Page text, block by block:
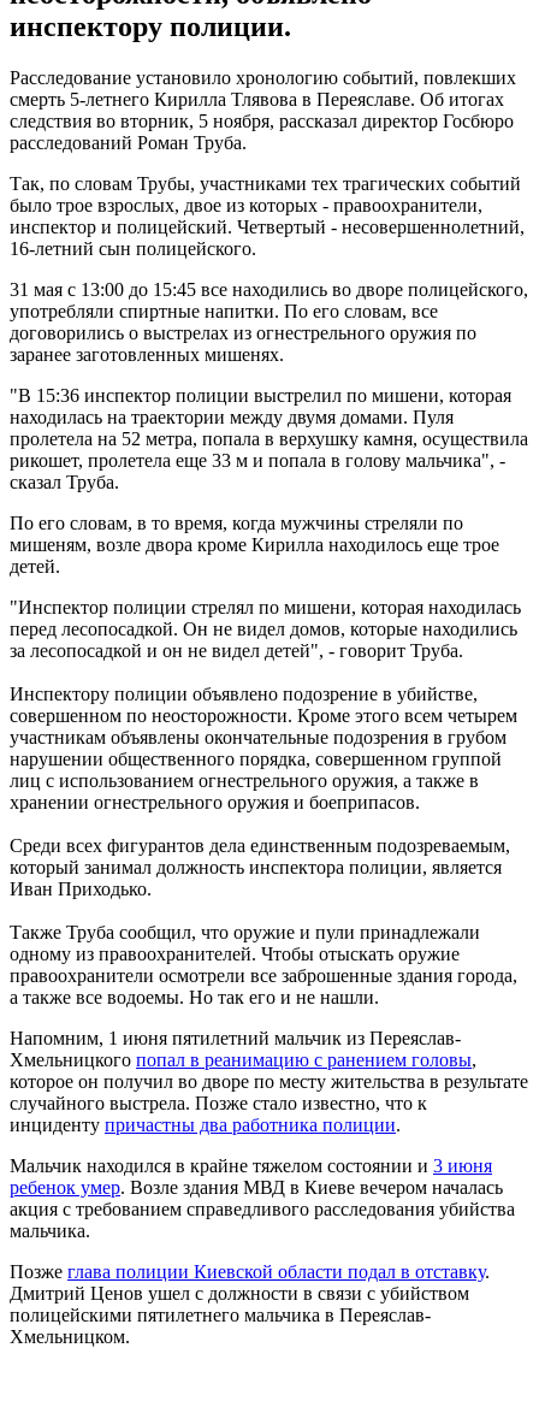
инспектору полиции.
Расследование установило хронологию событий, повлекших
смерть 5-летнего Кирилла Тлявова в Переяславе. Об итогах
следствия во вторник, 5 ноября, рассказал директор Госбюро
расследований Роман Труба.
Так, по словам Трубы, участниками тех трагических событий
было трое взрослых, двое из которых - правоохранители,
инспектор и полицейский. Четвертый - несовершеннолетний,
16-летний сын полицейского.
31 мая с 13:00 до 15:45 все находились во дворе полицейского,
употребляли спиртные напитки. По его словам, все
договорились о выстрелах из огнестрельного оружия по
заранее заготовленных мишенях.
"В 15:36 инспектор полиции выстрелил по мишени, которая
находилась на траектории между двумя домами. Пуля
пролетела на 52 метра, попала в верхушку камня, осуществила
рикошет, пролетела еще 33 м и попала в голову мальчика", -
сказал Труба.
По его словам, в то время, когда мужчины стреляли по
мишеням, возле двора кроме Кирилла находилось еще трое
детей.
"Инспектор полиции стрелял по мишени, которая находилась
перед лесопосадкой. Он не видел домов, которые находились
за лесопосадкой и он не видел детей", - говорит Труба.
Инспектору полиции объявлено подозрение в убийстве,
совершенном по неосторожности. Кроме этого всем четырем
участникам объявлены окончательные подозрения в грубом
нарушении общественного порядка, совершенном группой
лиц с использованием огнестрельного оружия, а также в
хранении огнестрельного оружия и боеприпасов.
Среди всех фигурантов дела единственным подозреваемым,
который занимал должность инспектора полиции, является
Иван Приходько.
Также Труба сообщил, что оружие и пули принадлежали
одному из правоохранителей. Чтобы отыскать оружие
правоохранители осмотрели все заброшенные здания города,
а также все водоемы. Но так его и не нашли.
Напомним, 1 июня пятилетний мальчик из Переяслав-
Хмельницкого попал в реанимацию с ранением головы,
которое он получил во дворе по месту жительства в результате
случайного выстрела. Позже стало известно, что к
инциденту причастны два работника полиции.
Мальчик находился в крайне тяжелом состоянии и 3 июня
ребенок умер. Возле здания МВД в Киеве вечером началась
акция с требованием справедливого расследования убийства
мальчика.
Позже глава полиции Киевской области подал в отставку.
Дмитрий Ценов ушел с должности в связи с убийством
полицейскими пятилетнего мальчика в Переяслав-
Хмельницком.